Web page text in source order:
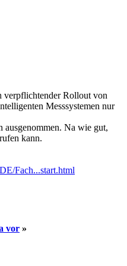
verpflichtender Rollout von
Messsystemen nur
ausgenommen. Na wie gut,
kann.
Fach...start.html
vor »